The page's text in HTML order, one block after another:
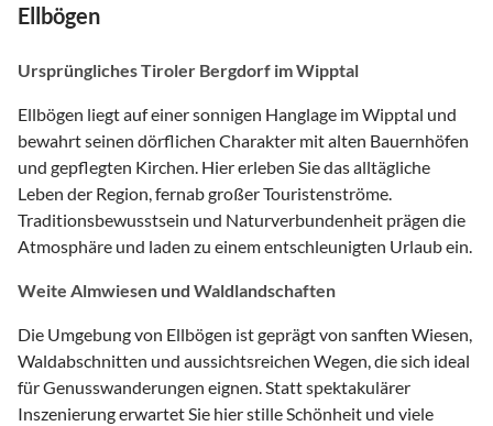
Ellbögen
Ursprüngliches Tiroler Bergdorf im Wipptal
Ellbögen liegt auf einer sonnigen Hanglage im Wipptal und
bewahrt seinen dörflichen Charakter mit alten Bauernhöfen
und gepflegten Kirchen. Hier erleben Sie das alltägliche
Leben der Region, fernab großer Touristenströme.
Traditionsbewusstsein und Naturverbundenheit prägen die
Atmosphäre und laden zu einem entschleunigten Urlaub ein.
Weite Almwiesen und Waldlandschaften
Die Umgebung von Ellbögen ist geprägt von sanften Wiesen,
Waldabschnitten und aussichtsreichen Wegen, die sich ideal
für Genusswanderungen eignen. Statt spektakulärer
Inszenierung erwartet Sie hier stille Schönheit und viele